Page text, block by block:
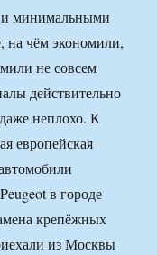
и минимальными
на чём экономили,
не совсем
действительно
неплохо. К
европейская
в городе
крепёжных
из Москвы